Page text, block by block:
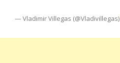
— Vladimir Villegas (@Vladivillegas)